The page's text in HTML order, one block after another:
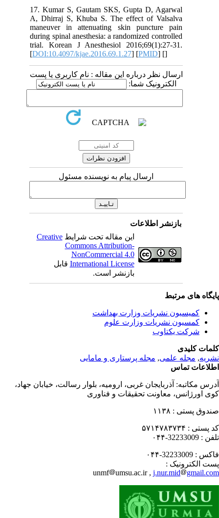
17. Kumar S, Gautam SKS, Gupta D, Agarwal
A, Dhirraj S, Khuba S. The effect of Valsalva
maneuver in attenuating skin puncture pain
during spinal anesthesia: a randomized controlled
trial. Korean J Anesthesiol 2016;69(1):27-31.
[DOI:10.4097/kjae.2016.69.1.27] [PMID] [
ارسال نظر درباره این مقاله : نام کاربری یا پست
الکترونیک شما:
ارسال پیام به نویسنده مسئول
بازنشر اطلاعات
این مقاله تحت شرایطCreative
Commons Attribution-
NonCommercial 4.0
International Licenseقابل
بازنشر است.
های مرتبط
کمیسیون نشریات وزارت بهداشت
کمسیون نشریات وزارت علوم
شرکت یکتاوب
کلیدی
,مجله علمی, مجله پرستاری و مامایی
تماس
مکاتبه:آذربایجان غربی، ارومیه، بلوار رسالت، خیابان جهاد،
اورژانس، معاونت تحقیقات و فناوری
پستی : ۱۱۳۸
پستی : ۵۷۱۴۷۸۳۷۳۴
: 32233009-۰۴۴
: 32233009-۰۴۴
الکترونیک :
unmf
umsu.ac.ir ,j.nur.mid